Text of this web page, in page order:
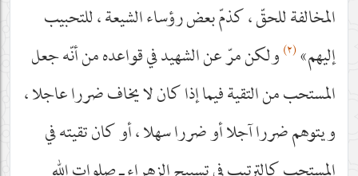
المخالفة للحقّ ، كذمّ بعض رؤساء الشيعة ، للتحبيب
إليهم»(٢) ولكن مرّ عن الشهيد في قواعده من أنّه جعل
المستحب من التقية فيما إذا كان لا يخاف ضررا عاجلا ،
ويتوهم ضررا آجلا أو ضررا سهلا ، أو كان تقيته في